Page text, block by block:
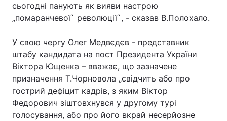
Економіка Світ
Спорт Наука
Техно і зв'язок Лайт
Зброя Інциденти
Здоров'я Туризм
сьогодні панують як вияви настрою
„помаранчевої` революції`, - сказав В.Полохало.
У свою чергу Олег Медвєдєв - представник
штабу кандидата на пост Президента України
Віктора Ющенка – вважає, що зазначене
призначення Т.Чорновола „свідчить або про
гострий дефіцит кадрів, з яким Віктор
Федорович зіштовхнувся у другому турі
голосування, або про його вкрай несерйозне